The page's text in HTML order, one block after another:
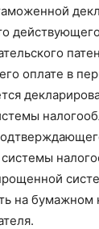
действующего
оплате в
на бумажном